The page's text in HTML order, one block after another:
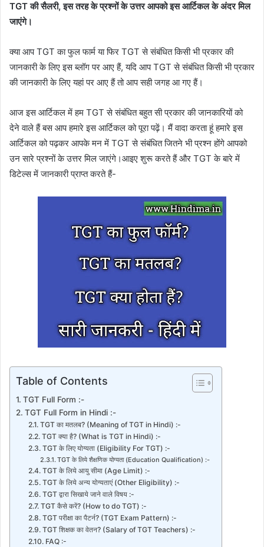
TGT की सैलरी, इस तरह के प्रश्नों के उत्तर आपको इस आर्टिकल के अंदर मिल
जाएंगे।
क्या आप TGT का फुल फार्म या फिर TGT से संबंधित किसी भी प्रकार की
जानकारी के लिए इस ब्लॉग पर आए हैं, यदि आप TGT से संबंधित किसी भी प्रकार
की जानकारी के लिए यहां पर आए हैं तो आप सही जगह आ गए हैं।
आज इस आर्टिकल में हम TGT से संबंधित बहुत सी प्रकार की जानकारियों को
देने वाले हैं बस आप हमारे इस आर्टिकल को पूरा पढ़ें। मैं वादा करता हूं हमारे इस
आर्टिकल को पढ़कर आपके मन में TGT से संबंधित जितने भी प्रश्न होंगे आपको
उन सारे प्रश्नों के उत्तर मिल जाएंगे।आइए शुरू करते हैं और TGT के बारे में
डिटेल्स में जानकारी प्राप्त करते हैं-
Table of Contents
TGT Full Form :-
TGT Full Form in Hindi :-
TGT का मतलब? (Meaning of TGT in Hindi) :-
TGT क्या है? (What is TGT in Hindi) :-
TGT के लिए योग्यता (Eligibility For TGT) :-
TGT के लिये शैक्षणिक योग्यता (Education Qualification) :-
TGT के लिये आयु सीमा (Age Limit) :-
TGT के लिये अन्य योग्यताएं (Other Eligibility) :-
TGT द्वारा सिखाये जाने वाले विषय :-
TGT कैसे करें? (How to do TGT) :-
TGT परीक्षा का पैटर्न? (TGT Exam Pattern) :-
TGT शिक्षक का वेतन? (Salary of TGT Teachers) :-
FAQ :-